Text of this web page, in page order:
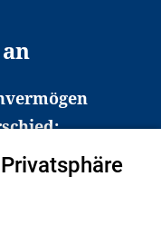
an
Bildung und
Viele